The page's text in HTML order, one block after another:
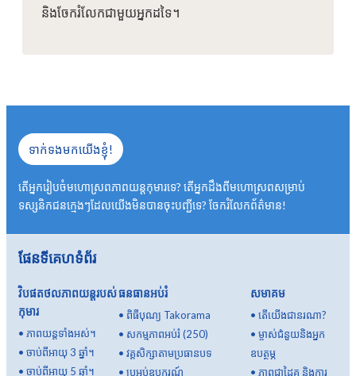
និងចែករំលែកជាមួយអ្នកដទៃ។
ទាក់ទងមកយើងខ្ញុំ!
តើអ្នករៀបចំមហោស្រពភាពយន្តកុមារទេ? តើ​អ្នក​ដឹង​ពី​មហោស្រព​សម្រាប់​
ទស្សនិកជន​ក្មេងៗ​ដែល​យើង​មិន​បាន​ចុះ​បញ្ជី​ទេ? ចែករំលែកព័ត៌មាន!
ផែនទីគេហទំព័រ
វិបផតថលភាពយន្តរបស់
កុមារ
• ភាពយន្តទាំងអស់។
• ចាប់ពីអាយុ 3 ឆ្នាំ។
• ចាប់ពីអាយុ 5 ឆ្នាំ។
ធនធានអប់រំ
• ពិធីបុណ្យ Takorama
• សកម្មភាពអប់រំ (250)
• វគ្គសិក្សាតាមប្រធានបទ
• ប្រអប់ឧបករណ៍
សមាគម
•តើយើងជានរណា?
•ម្ចាស់ជំនួយនិងអ្នក
ឧបត្ថម្ភ
•ភាពជាដៃគូ និងការ